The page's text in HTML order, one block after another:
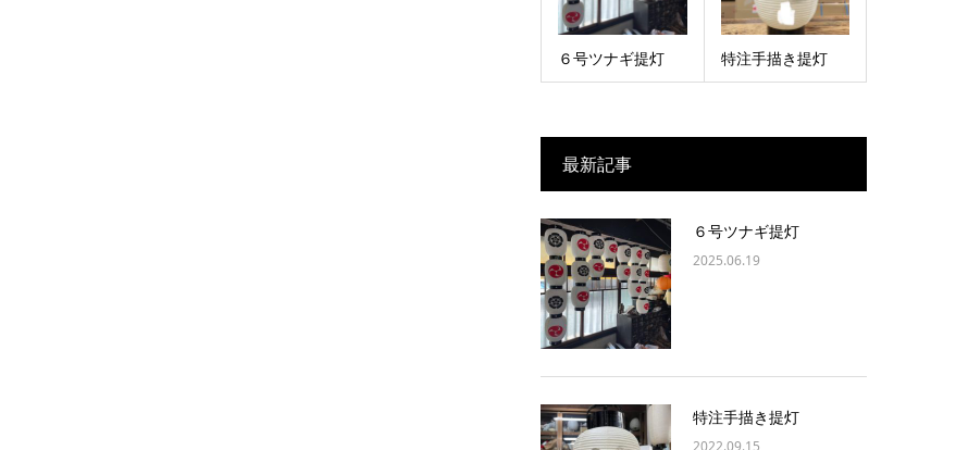
６号ツナギ提灯 特注手描き提灯
最新記事
６号ツナギ提灯
2025.06.19
特注手描き提灯
2022.09.15